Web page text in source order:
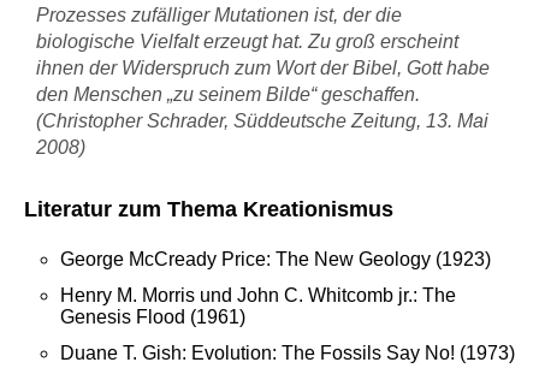
Prozesses zufälliger Mutationen ist, der die
biologische Vielfalt erzeugt hat. Zu groß erscheint
ihnen der Widerspruch zum Wort der Bibel, Gott habe
den Menschen „zu seinem Bilde“ geschaffen.
(Christopher Schrader, Süddeutsche Zeitung, 13. Mai
2008)
Literatur zum Thema Kreationismus
George McCready Price: The New Geology (1923)
Henry M. Morris und John C. Whitcomb jr.: The
Genesis Flood (1961)
Duane T. Gish: Evolution: The Fossils Say No! (1973)